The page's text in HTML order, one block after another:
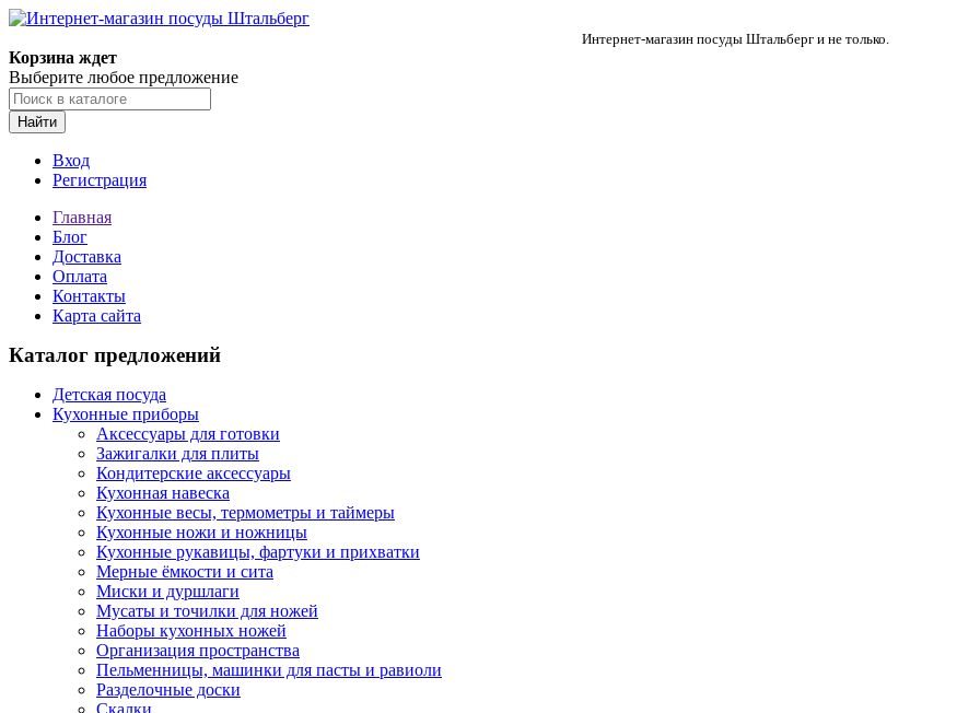
Интернет-магазин посуды Штальберг и не только.
Корзина ждет
Выберите любое предложение
Найти
Вход
Регистрация
Главная
Блог
Доставка
Оплата
Контакты
Карта сайта
Каталог предложений
Детская посуда
Кухонные приборы
Аксессуары для готовки
Зажигалки для плиты
Кондитерские аксессуары
Кухонная навеска
Кухонные весы, термометры и таймеры
Кухонные ножи и ножницы
Кухонные рукавицы, фартуки и прихватки
Мерные ёмкости и сита
Миски и дуршлаги
Мусаты и точилки для ножей
Наборы кухонных ножей
Организация пространства
Пельменницы, машинки для пасты и равиоли
Разделочные доски
Скалки